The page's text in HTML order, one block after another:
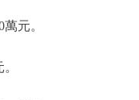
元。